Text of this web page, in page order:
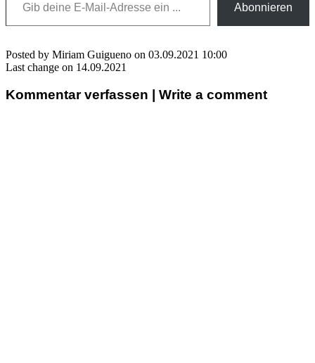
Abonnieren
Posted by Miriam Guigueno on 03.09.2021 10:00
Last change on 14.09.2021
Kommentar verfassen | Write a comment